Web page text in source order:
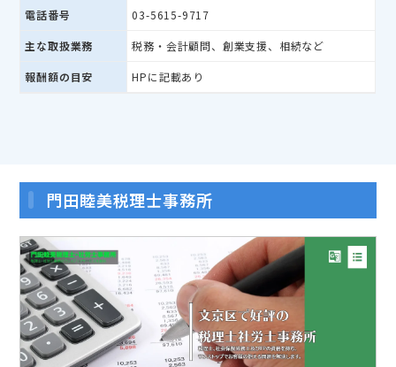
電話番号 03-5615-9717
主な取扱業務 税務・会計顧問、創業支援、相続など
報酬額の目安 HPに記載あり
門田睦美税理士事務所